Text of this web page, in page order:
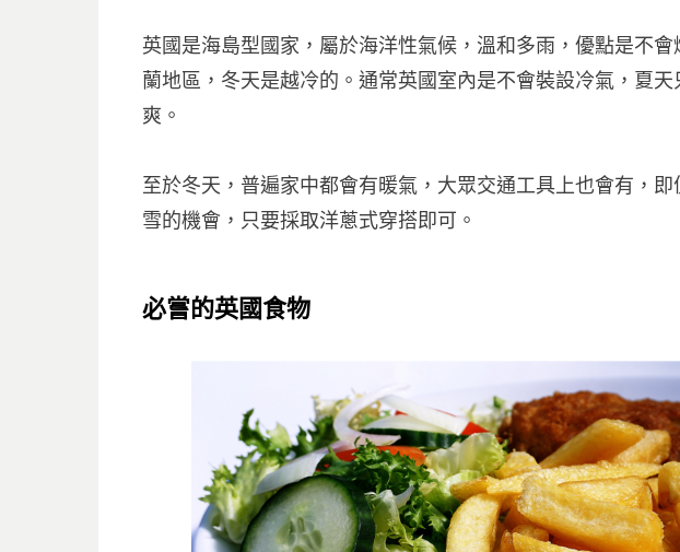
英國是海島型國家，屬於海洋性氣候，溫和多雨，優點是不
蘭地區，冬天是越冷的。通常英國室內是不會裝設冷氣，夏
爽。
至於冬天，普遍家中都會有暖氣，大眾交通工具上也會有，
雪的機會，只要採取洋蔥式穿搭即可。
必嘗的英國食物